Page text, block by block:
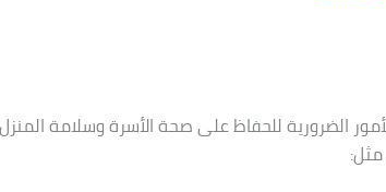
الضرورية للحفاظ على صحة الأسرة وسلامة